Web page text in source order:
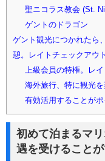
聖ニコラス教会 (St.
ゲントのドラゴン
ゲント観光につかれたら
憩。レイトチェックアウ
上級会員の特権。レ
海外旅行、特に観光
有効活用することがポ
初めて泊まるマ
遇を受けることが